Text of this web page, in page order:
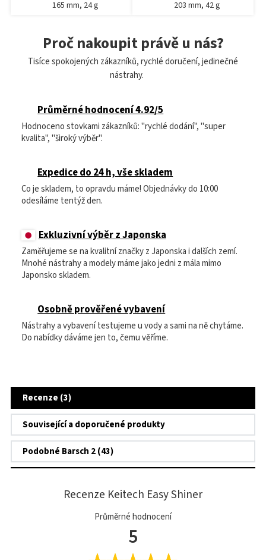
165 mm, 24 g 203 mm, 42 g
Proč nakoupit právě u nás?
Tisíce spokojených zákazníků, rychlé doručení, jedinečné
nástrahy.
Průměrné hodnocení 4.92/5
Hodnoceno stovkami zákazníků: "rychlé dodání", "super
kvalita", "široký výběr".
Expedice do 24 h, vše skladem
Co je skladem, to opravdu máme! Objednávky do 10:00
odesíláme tentýž den.
Exkluzivní výběr z Japonska
Zaměřujeme se na kvalitní značky z Japonska i dalších zemí.
Mnohé nástrahy a modely máme jako jedni z mála mimo
Japonsko skladem.
Osobně prověřené vybavení
Nástrahy a vybavení testujeme u vody a sami na ně chytáme.
Do nabídky dáváme jen to, čemu věříme.
Recenze (3)
Související a doporučené produkty
Podobné Barsch 2 (43)
Recenze Keitech Easy Shiner
Průměrné hodnocení
5